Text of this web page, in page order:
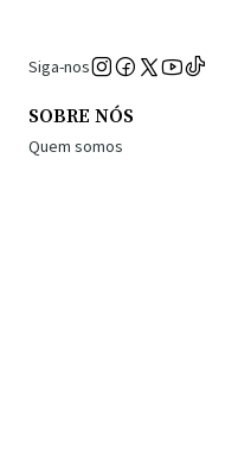
Siga-nos
SOBRE NÓS
Quem somos